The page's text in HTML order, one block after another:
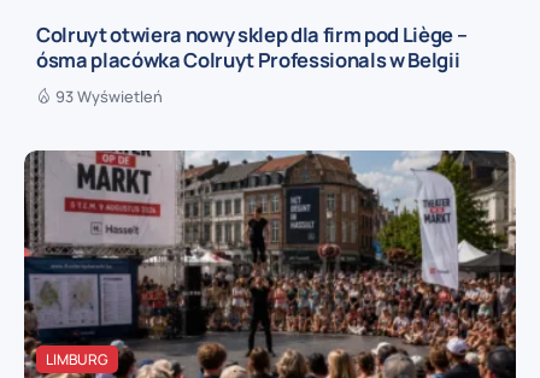
Colruyt otwiera nowy sklep dla firm pod Liège –
ósma placówka Colruyt Professionals w Belgii
93 Wyświetleń
LIMBURG